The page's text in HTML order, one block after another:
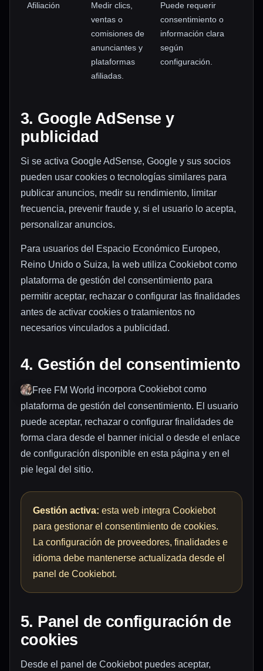
Afiliación
Medir clics,
ventas o
comisiones de
anunciantes y
plataformas
afiliadas.
Puede requerir
consentimiento o
información clara
según
configuración.
3. Google AdSense y
publicidad
Si se activa Google AdSense, Google y sus socios
pueden usar cookies o tecnologías similares para
publicar anuncios, medir su rendimiento, limitar
frecuencia, prevenir fraude y, si el usuario lo acepta,
personalizar anuncios.
Para usuarios del Espacio Económico Europeo,
Reino Unido o Suiza, la web utiliza Cookiebot como
plataforma de gestión del consentimiento para
permitir aceptar, rechazar o configurar las finalidades
antes de activar cookies o tratamientos no
necesarios vinculados a publicidad.
4. Gestión del consentimiento
Free FM World incorpora Cookiebot como
plataforma de gestión del consentimiento. El usuario
puede aceptar, rechazar o configurar finalidades de
forma clara desde el banner inicial o desde el enlace
de configuración disponible en esta página y en el
pie legal del sitio.
Gestión activa: esta web integra Cookiebot
para gestionar el consentimiento de cookies.
La configuración de proveedores, finalidades e
idioma debe mantenerse actualizada desde el
panel de Cookiebot.
5. Panel de configuración de
cookies
Desde el panel de Cookiebot puedes aceptar,